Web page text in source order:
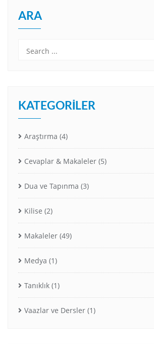
ARA
KATEGORILER
Araştırma (4)
Cevaplar & Makaleler (5)
Dua ve Tapınma (3)
Kilise (2)
Makaleler (49)
Medya (1)
Tanıklık (1)
Vaazlar ve Dersler (1)